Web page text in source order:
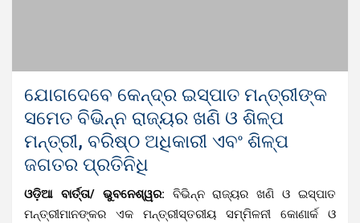
ଯୋଗଦେବେ କେନ୍ଦ୍ର ଇସ୍ପାତ ମନ୍ତ୍ରୀଙ୍କ
ସମେତ ବିଭିନ୍ନ ରାଜ୍ୟର ଖଣି ଓ ଶିଳ୍ପ
ମନ୍ତ୍ରୀ, ବରିଷ୍ଠ ଅଧିକାରୀ ଏବଂ ଶିଳ୍ପ
ଜଗତର ପ୍ରତିନିଧି
ଓଡ଼ିଆ ବାର୍ତ୍ତା/ ଭୁବନେଶ୍ୱର: ବିଭିନ୍ନ ରାଜ୍ୟର ଖଣି ଓ ଇସ୍ପାତ
ମନ୍ତ୍ରୀମାନଙ୍କର ଏକ ମନ୍ତ୍ରୀସ୍ତରୀୟ ସମ୍ମିଳନୀ କୋଣାର୍କ ଓ